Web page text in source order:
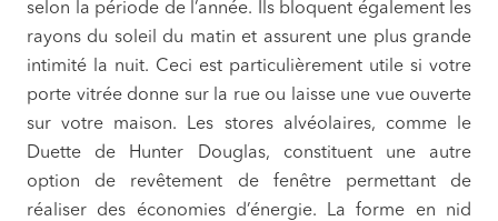
selon la période de l’année. Ils bloquent également les
rayons du soleil du matin et assurent une plus grande
intimité la nuit. Ceci est particulièrement utile si votre
porte vitrée donne sur la rue ou laisse une vue ouverte
sur votre maison. Les stores alvéolaires, comme le
Duette de Hunter Douglas, constituent une autre
option de revêtement de fenêtre permettant de
réaliser des économies d’énergie. La forme en nid